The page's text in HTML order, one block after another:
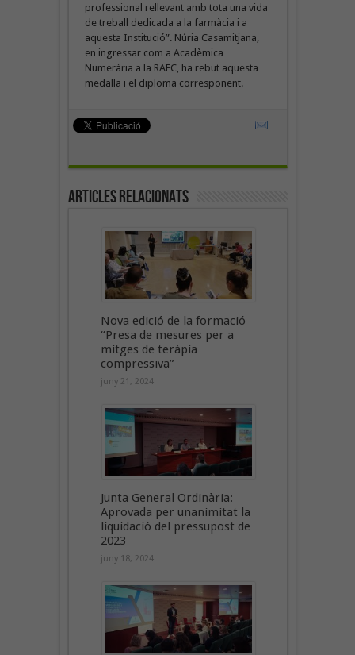
professional rellevant amb tota una vida
de treball dedicada a la farmàcia i a
aquesta Institució”. Núria Casamitjana,
en ingressar com a Acadèmica
Numerària a la RAFC, ha rebut aquesta
medalla i el diploma corresponent.
Articles Relacionats
Nova edició de la formació
“Presa de mesures per a
mitges de teràpia
compressiva”
juny 21, 2024
Junta General Ordinària:
Aprovada per unanimitat la
liquidació del pressupost de
2023
juny 18, 2024